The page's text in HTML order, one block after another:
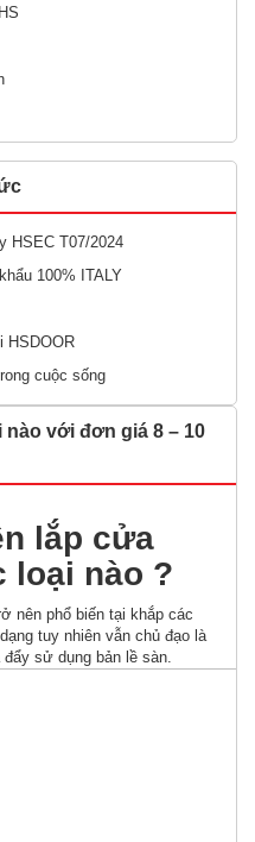
HSEC T07/2024
100% ITALY
HSDOOR
cuộc sống
với đơn giá 8 – 10
lắp cửa
loại nào ?
nên phổ biến tại khắp các
tuy nhiên vẫn chủ đạo là
sử dụng bản lề sàn.